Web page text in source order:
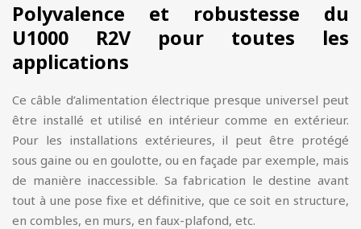
Polyvalence et robustesse du
U1000 R2V pour toutes les
applications
Ce câble d’alimentation électrique presque universel peut
être installé et utilisé en intérieur comme en extérieur.
Pour les installations extérieures, il peut être protégé
sous gaine ou en goulotte, ou en façade par exemple, mais
de manière inaccessible. Sa fabrication le destine avant
tout à une pose fixe et définitive, que ce soit en structure,
en combles, en murs, en faux-plafond, etc.